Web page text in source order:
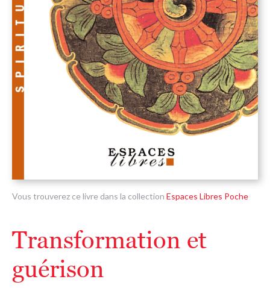
Vous trouverez ce livre dans la collection Espaces Libres Poche
Transformation et
guérison